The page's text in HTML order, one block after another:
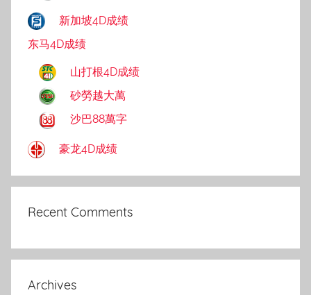
新加坡4D成绩
东马4D成绩
山打根4D成绩
砂勞越大萬
沙巴88萬字
豪龙4D成绩
Recent Comments
Archives